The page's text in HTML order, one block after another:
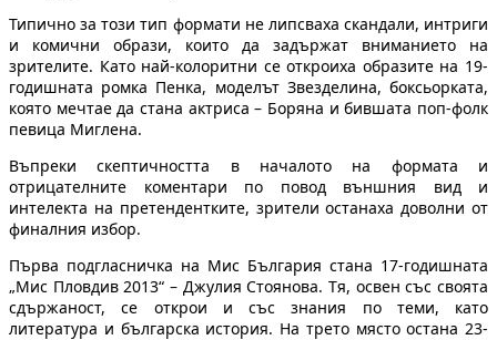
Типично за този тип формати не липсваха скандали, интриги
и комични образи, които да задържат вниманието на
зрителите. Като най-колоритни се откроиха образите на 19-
годишната ромка Пенка, моделът Звезделина, боксьорката,
която мечтае да стана актриса – Боряна и бившата поп-фолк
певица Миглена.
Въпреки скептичността в началото на формата и
отрицателните коментари по повод външния вид и
интелекта на претендентките, зрители останаха доволни от
финалния избор.
Първа подгласничка на Мис България стана 17-годишната
„Мис Пловдив 2013“ – Джулия Стоянова. Тя, освен със своята
сдържаност, се открои и със знания по теми, като
литература и българска история. На трето място остана 23-